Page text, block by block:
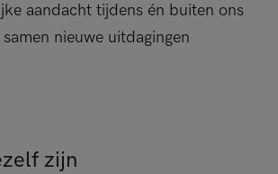
aandacht tijdens én buiten ons
nieuwe uitdagingen
zijn